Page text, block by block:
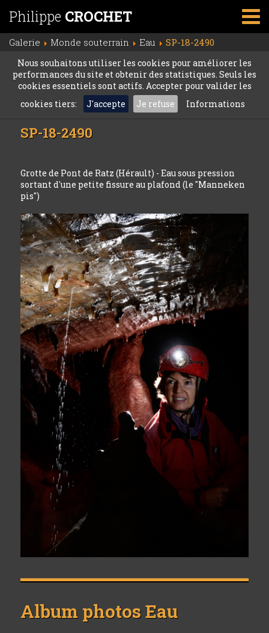
Philippe CROCHET
Galerie Monde souterrain Eau SP-18-2490
Nous souhaitons utiliser les cookies pour améliorer les
performances du site et obtenir des statistiques. Seuls les
cookies essentiels sont actifs. Accepter pour valider les
cookies tiers:
J'accepte Je refuse Informations
SP-18-2490
Grotte de Pont de Ratz (Hérault) - Eau sous pression
sortant d'une petite fissure au plafond (le "Manneken
pis")
Album photosEau